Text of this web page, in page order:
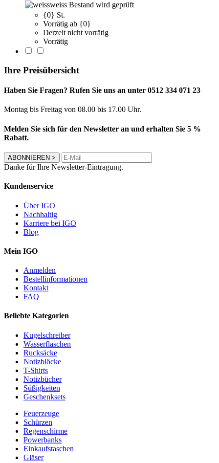
weiss Bestand wird geprüft
{0} St.
Vorrätig ab {0}
Derzeit nicht vorrätig
Vorrätig
Ihre Preisübersicht
Haben Sie Fragen? Rufen Sie uns an unter 0512 334 071 23
Montag bis Freitag von 08.00 bis 17.00 Uhr.
Melden Sie sich für den Newsletter an und erhalten Sie 5 %
Rabatt.
ABONNIEREN >
Danke für Ihre Newsletter-Eintragung.
Kundenservice
Über IGO
Nachhaltig
Karriere bei IGO
Blog
Mein IGO
Anmelden
Bestellinformationen
Kontakt
FAQ
Beliebte Kategorien
Kugelschreiber
Wasserflaschen
Rucksäcke
Notizblöcke
T-Shirts
Notizbücher
Süßigkeiten
Geschenksets
Feuerzeuge
Schürzen
Regenschirme
Powerbanks
Einkaufstaschen
Gläser